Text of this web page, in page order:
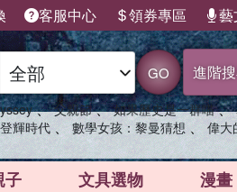
客服中心 領券專區 藝
GO 進階
、 父親節 、 如果歷史是一群喵 、
輝時代 、 數學女孩：黎曼猜想 、 偉大
子 文具選物 漫畫